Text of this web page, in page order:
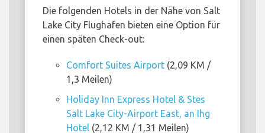
Die folgenden Hotels in der Nähe von Salt
Lake City Flughafen bieten eine Option für
einen späten Check-out:
Comfort Suites Airport (2,09 KM /
1,3 Meilen)
Holiday Inn Express Hotel & Stes
Salt Lake City-Airport East, an Ihg
Hotel (2,12 KM / 1,31 Meilen)